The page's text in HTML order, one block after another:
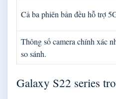
Cả ba phiên bản đều hỗ trợ
Thông số camera chính xác
so sánh.
Galaxy S22 series